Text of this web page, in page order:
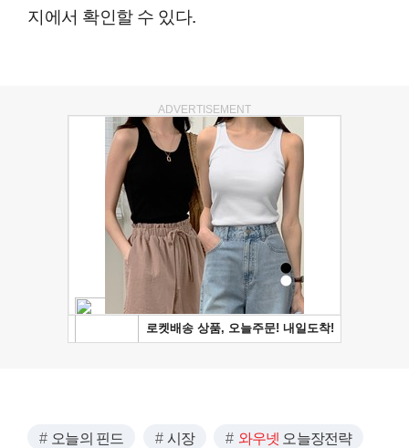
지에서 확인할 수 있다.
ADVERTISEMENT
오늘의 핀드 시장 와우넷 오늘장전략